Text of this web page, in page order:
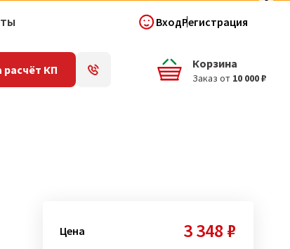
ВходРегистрация
Корзина
Заказ от 10 000 ₽
расчёт КП
Цена 3 348 ₽